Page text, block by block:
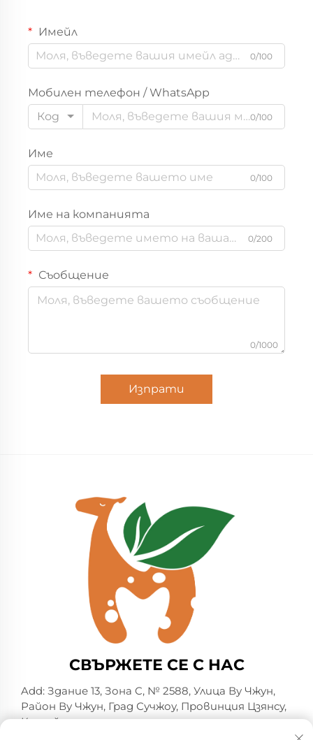
и дантелен якаджий |
Ръчно гъната рокля
дреха за търговия на
едро
Имейл
0/100
Мобилен телефон / WhatsApp
Код
0/100
Име
0/100
Име на компанията
0/200
Съобщение
0/1000
Изпрати
СВЪРЖЕТЕ СЕ С НАС
Add: Здание 13, Зона C, № 2588, Улица Ву Чжун,
Район Ву Чжун, Град Сучжоу, Провинция Цзянсу,
Китай